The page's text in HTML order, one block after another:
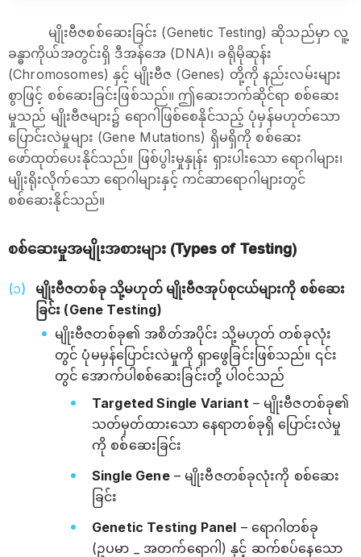
မျိုးဗီဇစစ်ဆေးခြင်း (Genetic Testing) ဆိုသည်မှာ လူ့
ခန္ဓာကိုယ်အတွင်းရှိ ဒီအန်အေ (DNA)၊ ခရိုမိုဆုန်း
(Chromosomes) နှင့် မျိုးဗီဇ (Genes) တို့ကို နည်းလမ်းများ
စွာဖြင့် စစ်ဆေးခြင်းဖြစ်သည်။ ဤဆေးဘက်ဆိုင်ရာ စစ်ဆေး
မှုသည် မျိုးဗီဇများ၌ ရောဂါဖြစ်စေနိုင်သည့် ပုံမှန်မဟုတ်သော
ပြောင်းလဲမှုများ (Gene Mutations) ရှိမရှိကို စစ်ဆေး
ဖော်ထုတ်ပေးနိုင်သည်။ ဖြစ်ပွါးမှုနှုန်း ရှားပါးသော ရောဂါများ၊
မျိုးရိုးလိုက်သော ရောဂါများနှင့် ကင်ဆာရောဂါများတွင်
စစ်ဆေးနိုင်သည်။
စစ်ဆေးမှုအမျိုးအစားများ (Types of Testing)
မျိုးဗီဇတစ်ခု သို့မဟုတ် မျိုးဗီဇအုပ်စုငယ်များကို စစ်ဆေး
ခြင်း (Gene Testing)
မျိုးဗီဇတစ်ခု၏ အစိတ်အပိုင်း သို့မဟုတ် တစ်ခုလုံး
တွင် ပုံမမှန်ပြောင်းလဲမှုကို ရှာဖွေခြင်းဖြစ်သည်။ ၎င်း
တွင် အောက်ပါစစ်ဆေးခြင်းတို့ ပါဝင်သည်
Targeted Single Variant– မျိုးဗီဇတစ်ခု၏
သတ်မှတ်ထားသော နေရာတစ်ခုရှိ ပြောင်းလဲမှု
ကို စစ်ဆေးခြင်း
Single Gene– မျိုးဗီဇတစ်ခုလုံးကို စစ်ဆေး
ခြင်း
Genetic Testing Panel – ရောဂါတစ်ခု
(ဥပမာ _ အတက်ရောဂါ) နှင့် ဆက်စပ်နေသော